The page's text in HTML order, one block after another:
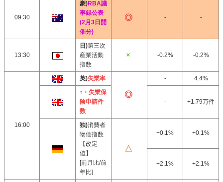
09:30
豪)RBA議
事録公表
(2月3日開
催分)
- -
13:30
日)第三次
産業活動
指数
-0.2% -0.2%
16:00
英)失業率 -
4.4%
↑・ 失業保
険申請件
数
- +1.79万件
独)消費者
物価指数
【改定
値】
[前月比/前
年比]
+0.1% +0.1%
+2.1% +2.1%